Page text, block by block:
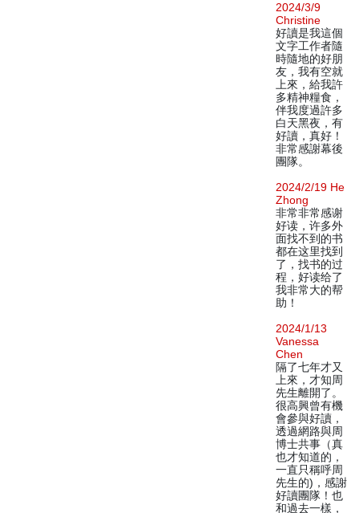
2024/3/9
Christine
好讀是我這個
文字工作者隨
時隨地的好朋
友，我有空就
上來，給我許
多精神糧食，
伴我度過許多
白天黑夜，有
好讀，真好！
非常感謝幕後
團隊。
2024/2/19 He
Zhong
非常非常感谢
好读，许多外
面找不到的书
都在这里找到
了，找书的过
程，好读给了
我非常大的帮
助！
2024/1/13
Vanessa
Chen
隔了七年才又
上來，才知周
先生離開了。
很高興曾有機
會參與好讀，
透過網路與周
博士共事（真
也才知道的，
一直只稱呼周
先生的)，感謝
好讀團隊！也
和過去一樣，